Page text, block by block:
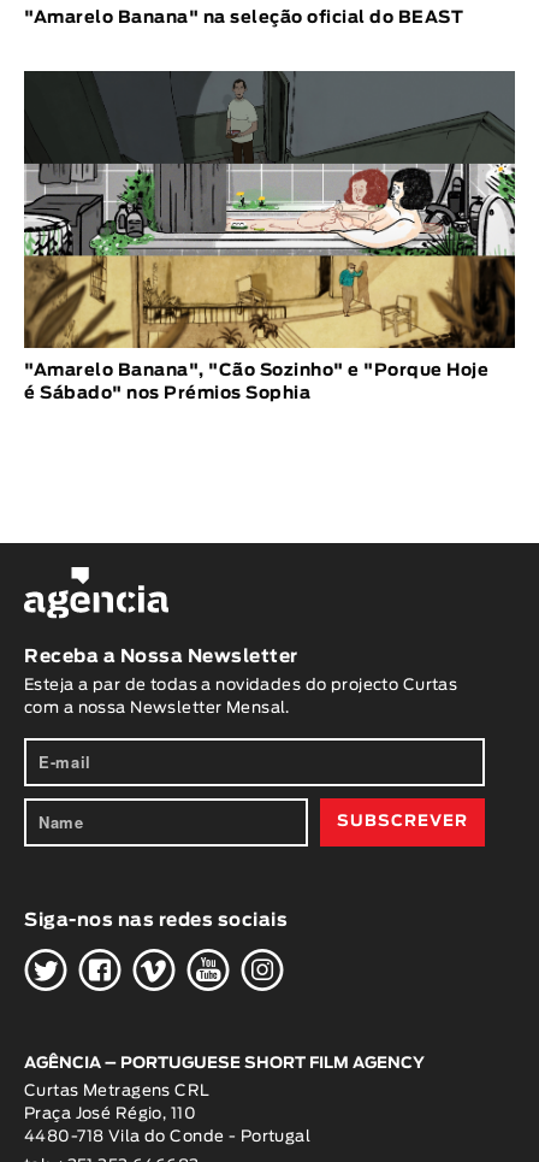
"Amarelo Banana" na seleção oficial do BEAST
"Amarelo Banana", "Cão Sozinho" e "Porque Hoje
é Sábado" nos Prémios Sophia
Receba a Nossa Newsletter
Esteja a par de todas a novidades do projecto Curtas
com a nossa Newsletter Mensal.
Siga-nos nas redes sociais
HGWOK
AGÊNCIA – PORTUGUESE SHORT FILM AGENCY
Curtas Metragens CRL
Praça José Régio, 110
4480-718 Vila do Conde - Portugal